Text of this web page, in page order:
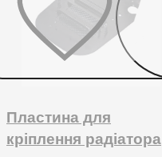
Пластина для
кріплення радіатора